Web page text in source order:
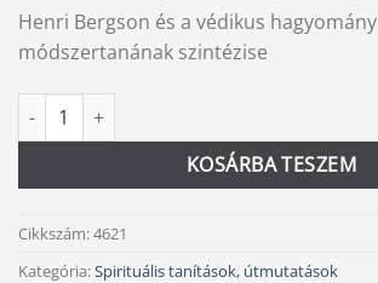
Henri Bergson és a védikus hagyomány
módszertanának szintézise
A valóság megismerése mennyiség
KOSÁRBA TESZEM
Alternative:
Cikkszám:4621
Kategória:Spirituális tanítások, útmutatások